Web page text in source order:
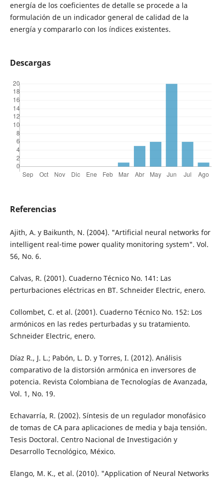
energía de los coeficientes de detalle se procede a la
formulación de un indicador general de calidad de la
energía y compararlo con los índices existentes.
Descargas
Referencias
Ajith, A. y Baikunth, N. (2004). "Artificial neural networks for
intelligent real-time power quality monitoring system". Vol.
56, No. 6.
Calvas, R. (2001). Cuaderno Técnico No. 141: Las
perturbaciones eléctricas en BT. Schneider Electric, enero.
Collombet, C. et al. (2001). Cuaderno Técnico No. 152: Los
armónicos en las redes perturbadas y su tratamiento.
Schneider Electric, enero.
Díaz R., J. L.; Pabón, L. D. y Torres, I. (2012). Análisis
comparativo de la distorsión armónica en inversores de
potencia. Revista Colombiana de Tecnologías de Avanzada,
Vol. 1, No. 19.
Echavarría, R. (2002). Síntesis de un regulador monofásico
de tomas de CA para aplicaciones de media y baja tensión.
Tesis Doctoral. Centro Nacional de Investigación y
Desarrollo Tecnológico, México.
Elango, M. K., et al. (2010). "Application of Neural Networks